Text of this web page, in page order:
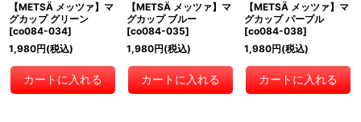
【METSÄ メッツァ】マ
グカップ グリーン
[co084-034]
1,980円(税込)
カートに入れる
【METSÄ メッツァ】マ
グカップ ブルー
[co084-035]
1,980円(税込)
カートに入れる
【METSÄ メッツァ】マ
グカップ パープル
[co084-038]
1,980円(税込)
カートに入れる